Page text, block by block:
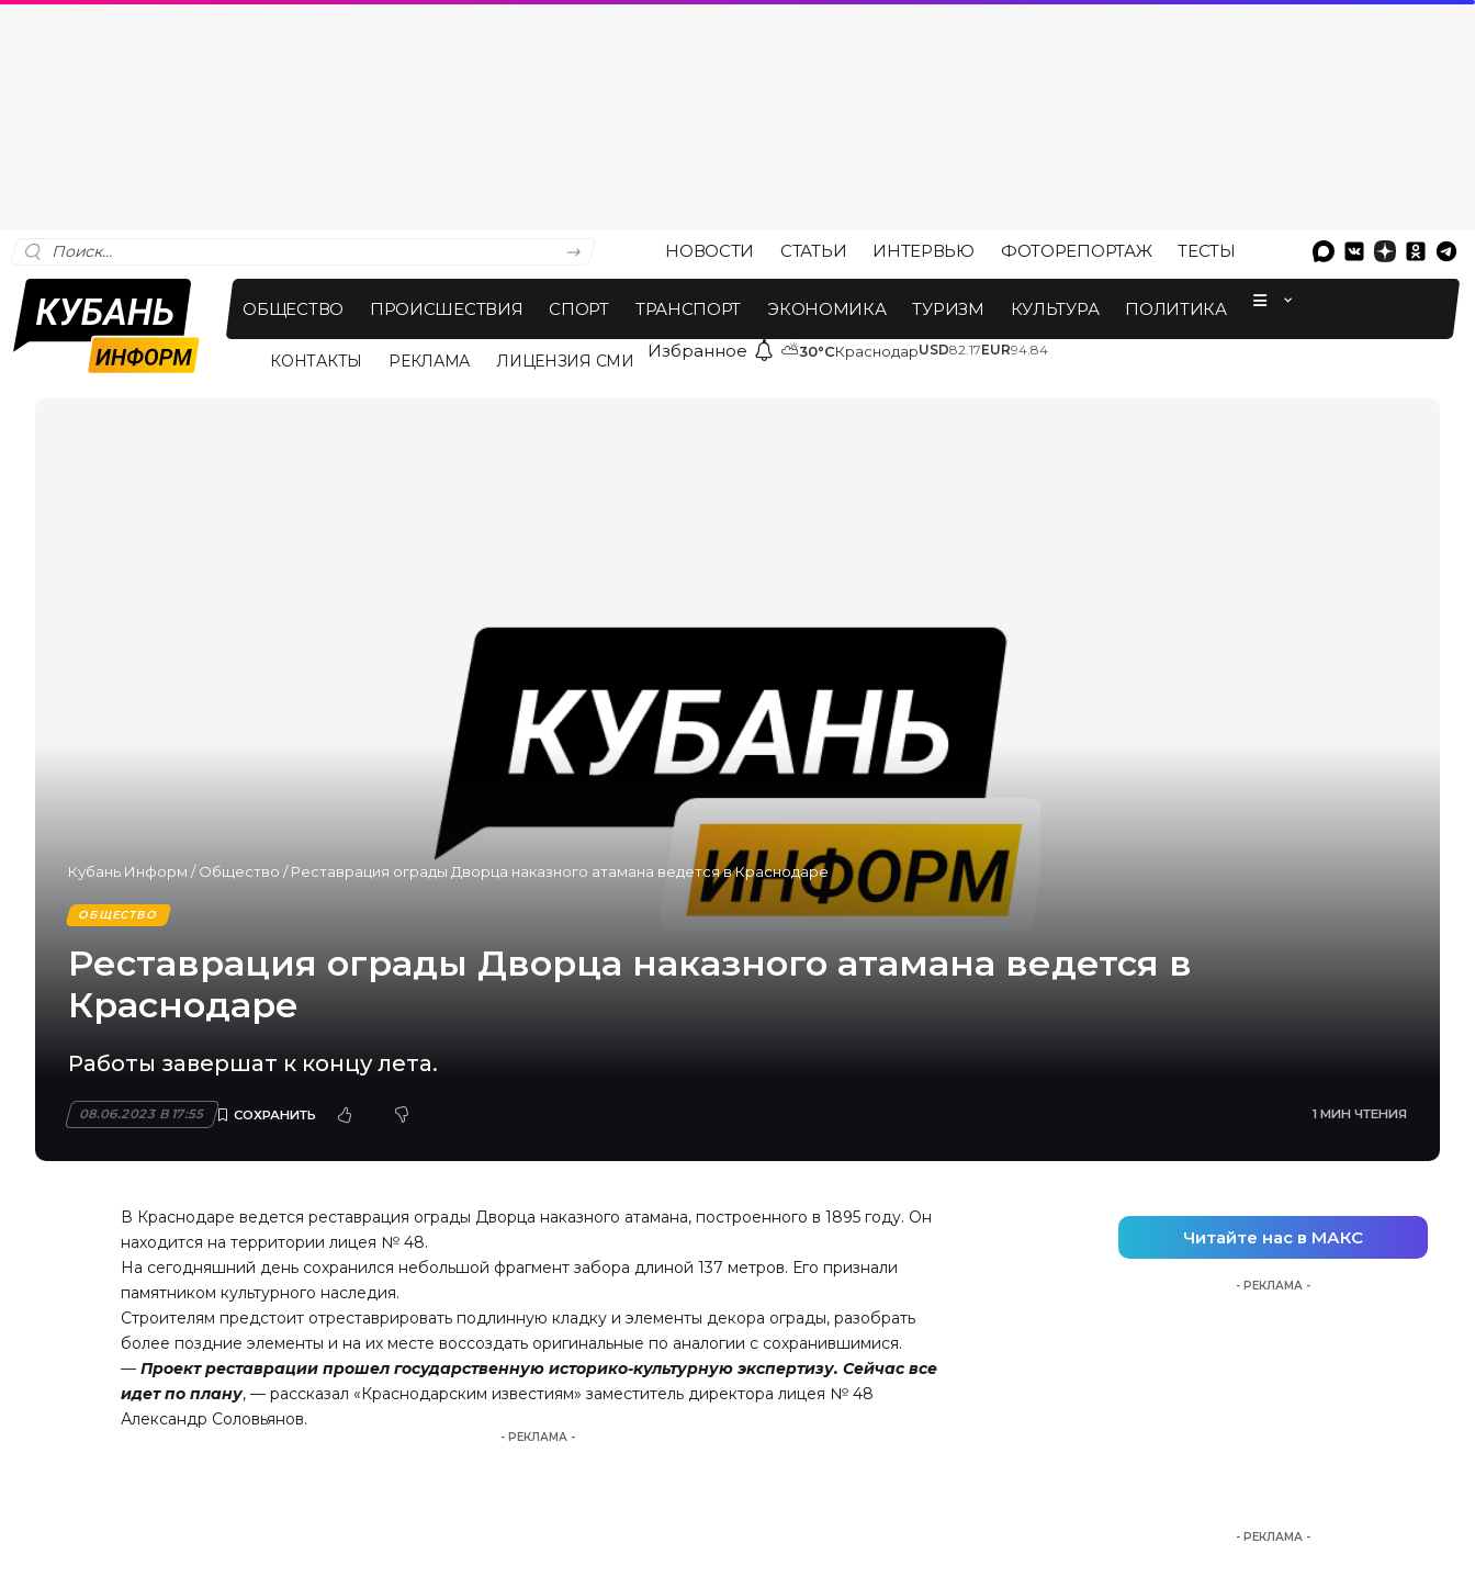
НОВОСТИ СТАТЬИ ИНТЕРВЬЮ ФОТОРЕПОРТАЖ ТЕСТЫ
ОБЩЕСТВО ПРОИСШЕСТВИЯ СПОРТ ТРАНСПОРТ ЭКОНОМИКА ТУРИЗМ КУЛЬТУРА ПОЛИТИКА
КОНТАКТЫ РЕКЛАМА ЛИЦЕНЗИЯ СМИ Избранное ⛅30°CКраснодарUSD82.17EUR94.84
Кубань Информ /Общество /Реставрация ограды Дворца наказного атамана ведется в Краснодаре
ОБЩЕСТВО
Реставрация ограды Дворца наказного атамана ведется в
Краснодаре
Работы завершат к концу лета.
08.06.2023 В 17:55 1 МИН ЧТЕНИЯ
В Краснодаре ведется реставрация ограды Дворца наказного атамана, построенного в 1895 году. Он
находится на территории лицея № 48.
На сегодняшний день сохранился небольшой фрагмент забора длиной 137 метров. Его признали
памятником культурного наследия.
Строителям предстоит отреставрировать подлинную кладку и элементы декора ограды, разобрать
более поздние элементы и на их месте воссоздать оригинальные по аналогии с сохранившимися.
—Проект реставрации прошел государственную историко-культурную экспертизу. Сейчас все
идет по плану, — рассказал « Краснодарским известиям» заместитель директора лицея № 48
Александр Соловьянов.
- РЕКЛАМА -
Читайте нас в МАКС
- РЕКЛАМА -
- РЕКЛАМА -